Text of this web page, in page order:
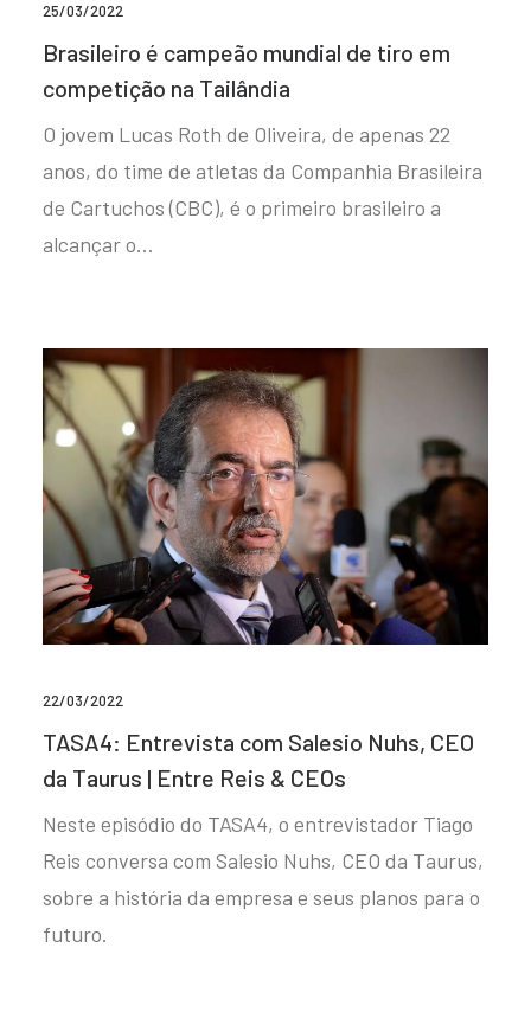
25/03/2022
Brasileiro é campeão mundial de tiro em
competição na Tailândia
O jovem Lucas Roth de Oliveira, de apenas 22
anos, do time de atletas da Companhia Brasileira
de Cartuchos (CBC), é o primeiro brasileiro a
alcançar o…
22/03/2022
TASA4: Entrevista com Salesio Nuhs, CEO
da Taurus | Entre Reis & CEOs
Neste episódio do TASA4, o entrevistador Tiago
Reis conversa com Salesio Nuhs, CEO da Taurus,
sobre a história da empresa e seus planos para o
futuro.